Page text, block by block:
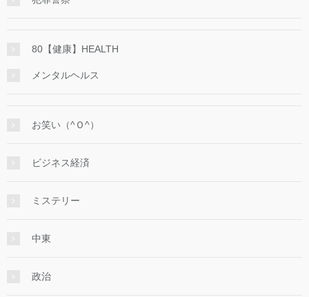
80【健康】HEALTH
メンタルヘルス
お笑い（^Ｏ^）
ビジネス経済
ミステリー
中東
政治